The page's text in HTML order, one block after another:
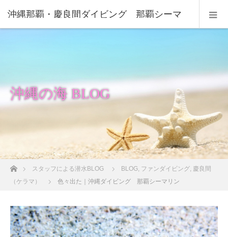
沖縄那覇・慶良間ダイビング 那覇シーマ
沖縄の海 BLOG
ホームスタッフによる潜水BLOG BLOG, ファンダイビング, 慶良間
（ケラマ）
色々出た｜沖縄ダイビング 那覇シーマリン